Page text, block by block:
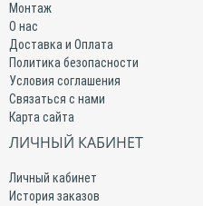
Монтаж
О нас
Доставка и Оплата
Политика безопасности
Условия соглашения
Связаться с нами
Карта сайта
ЛИЧНЫЙ КАБИНЕТ
Личный кабинет
История заказов